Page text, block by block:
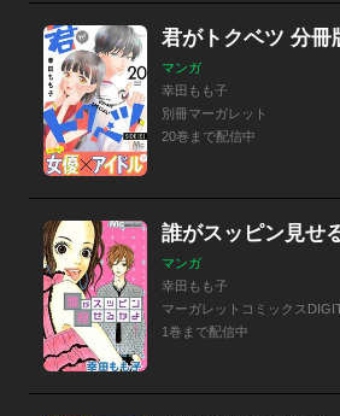
君がトクベツ 分冊
マンガ
幸田もも子
別冊マーガレット
20巻まで配信中
誰がスッピン見せ
マンガ
幸田もも子
マーガレットコミックス
1巻まで配信中